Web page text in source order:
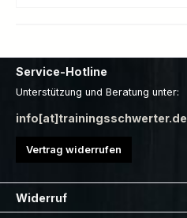
Service-Hotline
Unterstützung und Beratung unter:
info[at]trainingsschwerter.de
Vertrag widerrufen
Widerruf